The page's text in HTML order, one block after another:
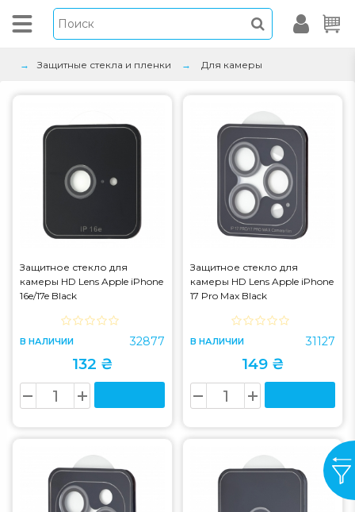
Защитные стекла и пленки Для камеры
Защитное стекло для
камеры HD Lens Apple iPhone
16e/17e Black
В НАЛИЧИИ 32877
132 ₴
Защитное стекло для
камеры HD Lens Apple iPhone
17 Pro Max Black
В НАЛИЧИИ 31127
149 ₴